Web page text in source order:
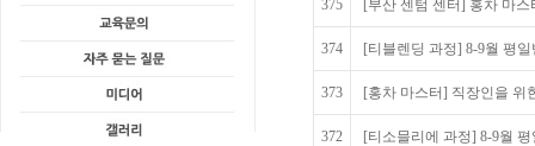
375 [부산 센텀 센터] 홍차 마
374 [티블렌딩 과정] 8-9월 평
373 [홍차 마스터] 직장인을 위
372 [티소믈리에 과정] 8-9월